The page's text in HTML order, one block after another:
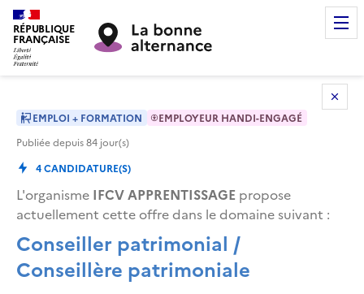
RÉPUBLIQUE
FRANÇAISE
EMPLOI + FORMATION
EMPLOYEUR HANDI-ENGAGÉ
Publiée depuis84 jour(s)
4CANDIDATURE(S)
L'organisme IFCV APPRENTISSAGE propose
actuellement cette offre dans le domaine suivant :
Conseiller patrimonial /
Conseillère patrimoniale